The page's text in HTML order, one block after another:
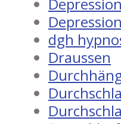
dgh
Draussen